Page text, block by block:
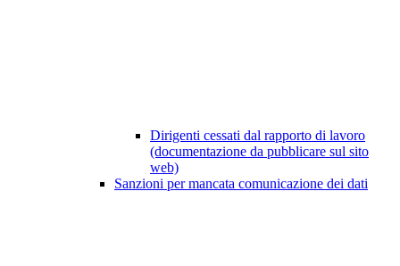
Dirigenti cessati dal rapporto di lavoro
(documentazione da pubblicare sul sito
web)
Sanzioni per mancata comunicazione dei dati